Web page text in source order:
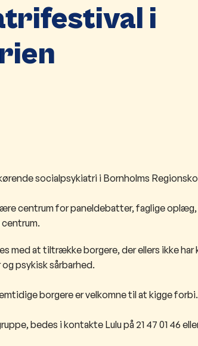
i
socialpsykiatri i Bornholms
centrum for paneldebatter, faglige
med at tiltrække borgere, der ellers ikke
psykisk sårbarhed.
borgere er velkomne til at kigge
bedes i kontakte Lulu på 21 47 01 46